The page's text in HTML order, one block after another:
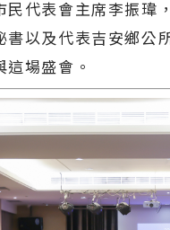
民代表會主席李振瑋
書以及代表吉安鄉公
場盛會。